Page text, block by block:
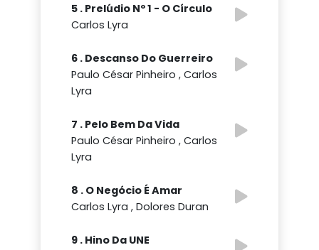
5 . Prelúdio Nº 1 - O Círculo
Carlos Lyra
6 . Descanso Do Guerreiro
Paulo César Pinheiro , Carlos
Lyra
7 . Pelo Bem Da Vida
Paulo César Pinheiro , Carlos
Lyra
8 . O Negócio É Amar
Carlos Lyra , Dolores Duran
9 . Hino Da UNE